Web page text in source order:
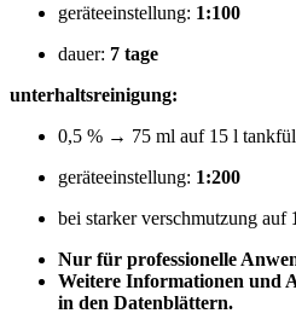
geräteeinstellung: 1:100
dauer: 7 tage
unterhaltsreinigung:
0,5 % → 75 ml auf 15 l
geräteeinstellung: 1:200
bei starker verschmutzung auf
Nur für professionelle
Weitere Informationen und
in den Datenblättern.